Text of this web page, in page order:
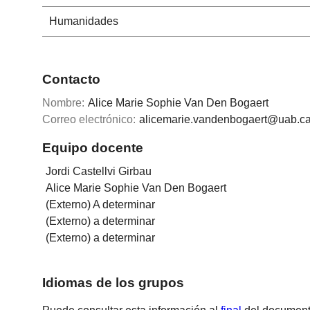
Humanidades
Contacto
Nombre: Alice Marie Sophie Van Den Bogaert
Correo electrónico:
Equipo docente
Jordi Castellvi Girbau
Alice Marie Sophie Van Den Bogaert
(Externo) A determinar
(Externo) a determinar
(Externo) a determinar
Idiomas de los grupos